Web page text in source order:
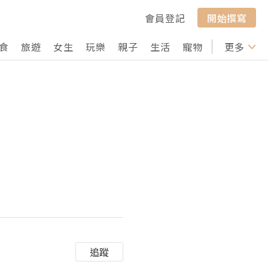
會員登記
開始撰寫
旅遊 女生 玩樂 親子 生活 寵物 行山 打卡
更多
追蹤